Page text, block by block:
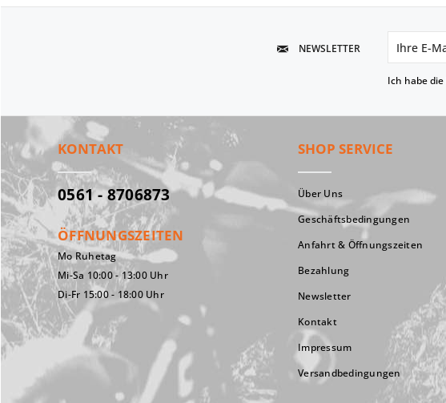
NEWSLETTER
Ich habe die
KONTAKT
0561 - 8706873
ÖFFNUNGSZEITEN
Mo Ruhetag
Mi-Sa 10:00 - 13:00 Uhr
Di-Fr 15:00 - 18:00 Uhr
SHOP SERVICE
Über Uns
Geschäftsbedingungen
Anfahrt & Öffnungszeiten
Bezahlung
Newsletter
Kontakt
Impressum
Versandbedingungen